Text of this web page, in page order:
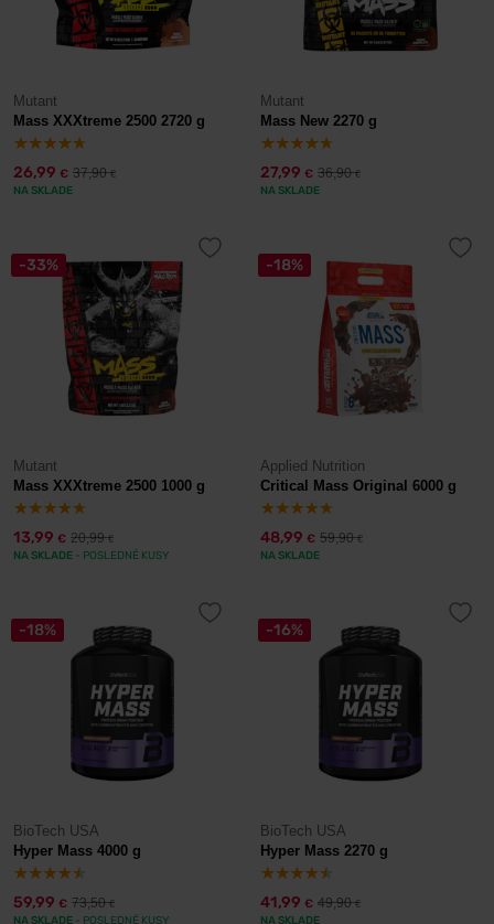
zlepšiť svoju fyzickú kondíciu.
Mutant
Mass XXXtreme 2500 2720 g
26,99 € 37,90€
NA SKLADE
Mutant
Mass New 2270 g
27,99 € 36,90€
NA SKLADE
-33%
Mutant
Mass XXXtreme 2500 1000 g
13,99 € 20,99€
NA SKLADE - POSLEDNÉ KUSY
-18%
Applied Nutrition
Critical Mass Original 6000 g
48,99 € 59,90€
NA SKLADE
-18%
BioTech USA
Hyper Mass 4000 g
59,99 € 73,50€
NA SKLADE - POSLEDNÉ KUSY
-16%
BioTech USA
Hyper Mass 2270 g
41,99 € 49,90€
NA SKLADE